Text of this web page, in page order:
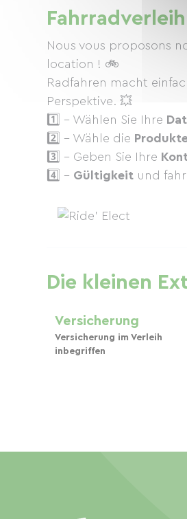
Nous vous proposons
location ! 🚲
Radfahren macht
Perspektive. 💥
1️⃣ - Wählen Sie Ihre
2️⃣ - Wähle die
3️⃣ - Geben Sie Ihre
4️⃣ - Gültigkeit und
Die kleinen
Versicherung
Versicherung im Verleih
inbegriffen